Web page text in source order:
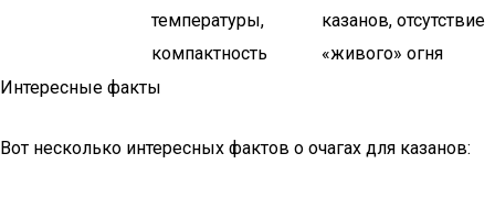
температуры,
компактность
казанов, отсутствие
«живого» огня
Интересные факты
Вот несколько интересных фактов о очагах для казанов: